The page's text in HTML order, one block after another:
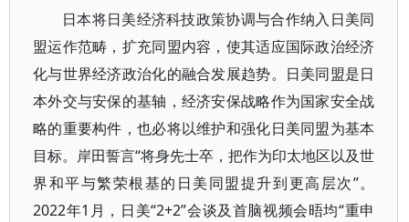
日本将日美经济科技政策协调与合作纳入日美同
盟运作范畴，扩充同盟内容，使其适应国际政治经济
化与世界经济政治化的融合发展趋势。日美同盟是日
本外交与安保的基轴，经济安保战略作为国家安全战
略的重要构件，也必将以维护和强化日美同盟为基本
目标。岸田誓言“将身先士卒，把作为印太地区以及世
界和平与繁荣根基的日美同盟提升到更高层次”。
2022年1月，日美“2+2”会谈及首脑视频会晤均“重申